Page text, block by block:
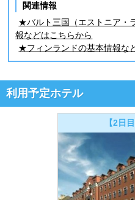
関連情報
★バルト三国（エストニア・
報などはこちらから
★フィンランドの基本情報な
利用予定ホテル
【2日